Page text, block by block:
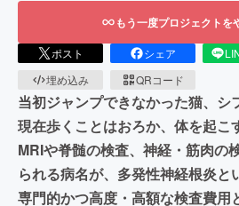
もう一度プロジェクトを
ポスト シェア
埋め込み
QRコード
当初ジャンプできなかった猫、シ
現在歩くことはおろか、体を起こ
MRIや脊髄の検査、神経・筋肉の
られる病名が、多発性神経根炎と
専門的かつ高度・高額な検査費用